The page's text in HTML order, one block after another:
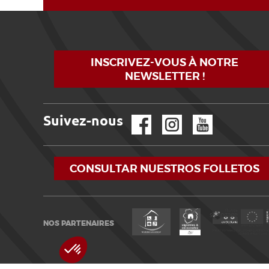
INSCRIVEZ-VOUS À NOTRE
NEWSLETTER !
Suivez-nous
CONSULTAR NUESTROS FOLLETOS
NOS PARTENAIRES